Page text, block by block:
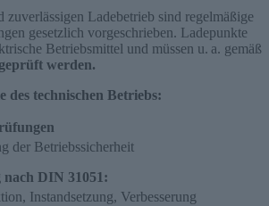
zuverlässigen Ladebetrieb sind regelmäßige
gesetzlich vorgeschrieben. Ladepunkte
Betriebsmittel und müssen u. a. gemäß
geprüft werden.
des technischen Betriebs:
der Betriebssicherheit
DIN 31051:
Instandsetzung, Verbesserung